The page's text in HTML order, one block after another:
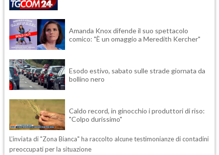
Amanda Knox difende il suo spettacolo
comico: "È un omaggio a Meredith Kercher"
Esodo estivo, sabato sulle strade giornata da
bollino nero
Caldo record, in ginocchio i produttori di riso:
"Colpo durissimo"
L’inviata di "Zona Bianca" ha raccolto alcune testimonianze di contadini
preoccupati per la situazione